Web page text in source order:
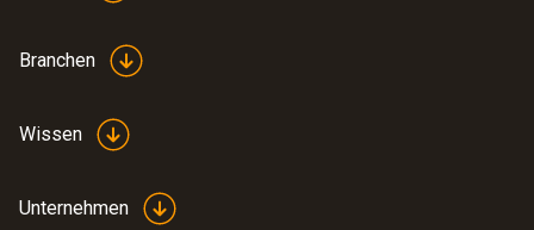
Branchen
Wissen
Unternehmen